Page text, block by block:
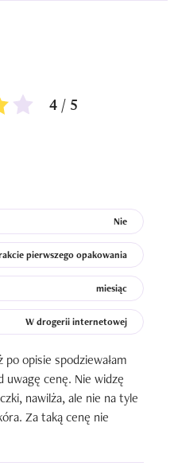
4 / 5
Nie
pierwszego opakowania
miesiąc
W drogerii internetowej
opisie spodziewałam
uwagę cenę. Nie widzę
nawilża, ale nie na tyle
Za taką cenę nie